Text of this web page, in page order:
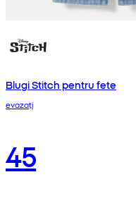
Blugi Stitch pentru fete
evazați
45